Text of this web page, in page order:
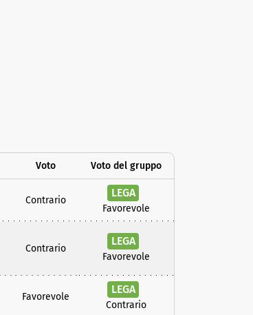
Voto Voto del gruppo
Contrario
LEGA
Favorevole
Contrario
LEGA
Favorevole
Favorevole
LEGA
Contrario